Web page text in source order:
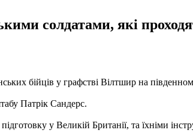
солдатами, які
бійців у графстві Вілтшир на
Патрік Сандерс.
у Великій Британії, та їхніми